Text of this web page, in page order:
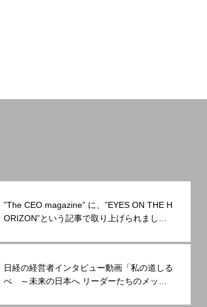
”The CEO magazine” に、”EYES ON THE H
ORIZON”という記事で取り上げられまし
日経の経営者インタビュー動画「私の道しる
べ ～未来の日本へ リーダーたちのメッセ